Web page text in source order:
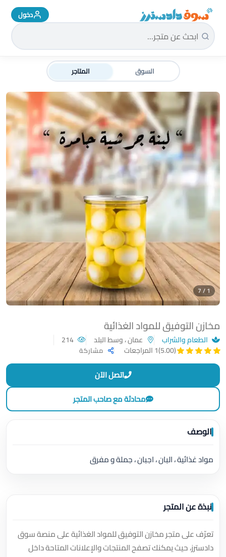
سوق دادسترز الرئيسية دخول
السوق المتاجر
مخازن التوفيق للمواد الغذائية
الطعام والشراب عمان ، وسط البلد
(5.00)
1 المراجعات مشاركة
1 / 7
اتصل الآن
محادثة مع صاحب المتجر
الوصف
مواد غذائية ، البان ، اجبان ، جملة و مفرق
نبذة عن المتجر
تعرّف على متجر مخازن التوفيق للمواد الغذائية على منصة سوق
دادسترز، حيث يمكنك تصفح المنتجات والإعلانات المتاحة داخل